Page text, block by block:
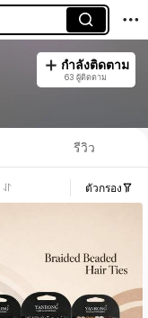
กำลังติดตาม
63 ผู้ติดตาม
รีวิว
ตัวกรอง